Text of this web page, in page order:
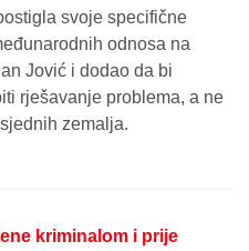
svoje specifične
odnosa na
Jović i dodao da bi
rješavanje problema, a ne
zemalja.
kriminalom i prije